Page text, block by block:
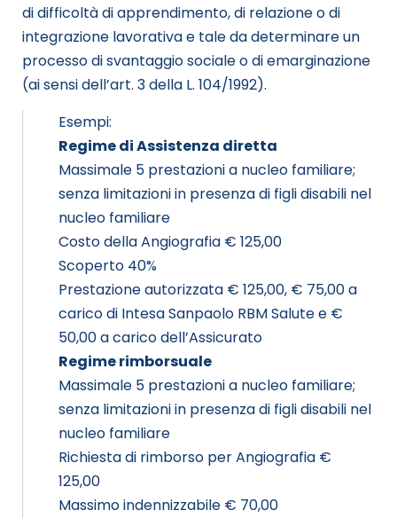
di difficoltà di apprendimento, di relazione o di
integrazione lavorativa e tale da determinare un
processo di svantaggio sociale o di emarginazione
(ai sensi dell’art. 3 della L. 104/1992).
Esempi:
Regime di Assistenza diretta
Massimale 5 prestazioni a nucleo familiare;
senza limitazioni in presenza di figli disabili nel
nucleo familiare
Costo della Angiografia € 125,00
Scoperto 40%
Prestazione autorizzata € 125,00, € 75,00 a
carico di Intesa Sanpaolo RBM Salute e €
50,00 a carico dell’Assicurato
Regime rimborsuale
Massimale 5 prestazioni a nucleo familiare;
senza limitazioni in presenza di figli disabili nel
nucleo familiare
Richiesta di rimborso per Angiografia €
125,00
Massimo indennizzabile € 70,00